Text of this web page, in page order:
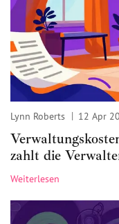
Lynn Roberts 12 Apr
zahlt die
Weiterlesen